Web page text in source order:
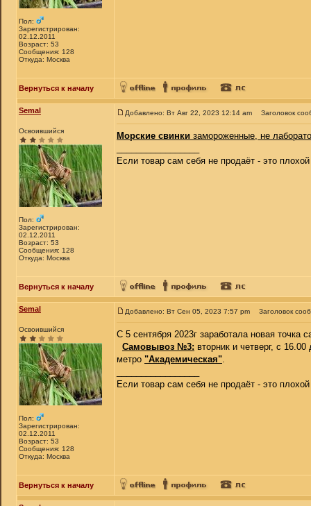
Пол:
Зарегистрирован:
02.12.2011
Возраст: 53
Сообщения: 128
Откуда: Москва
Вернуться к началу
Semal
Освоившийся
Пол:
Зарегистрирован:
02.12.2011
Возраст: 53
Сообщения: 128
Откуда: Москва
Добавлено: Вт Авг 22, 2023 12:14 am Заголовок
Морские свинки замороженные, не
Если товар сам себя не продаёт - это
Вернуться к началу
Semal
Освоившийся
Пол:
Зарегистрирован:
02.12.2011
Возраст: 53
Сообщения: 128
Откуда: Москва
Добавлено: Вт Сен 05, 2023 7:57 pm Заголовок
С 5 сентября 2023г заработала новая точка
Самовывоз №3: вторник и четверг, с
метро "Академическая".
Если товар сам себя не продаёт - это
Вернуться к началу